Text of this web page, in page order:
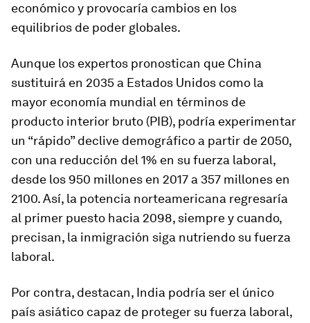
económico y provocaría cambios en los
equilibrios de poder globales.
Aunque los expertos pronostican que China
sustituirá en 2035 a Estados Unidos como la
mayor economía mundial en términos de
producto interior bruto (PIB), podría experimentar
un “rápido” declive demográfico a partir de 2050,
con una reducción del 1% en su fuerza laboral,
desde los 950 millones en 2017 a 357 millones en
2100. Así, la potencia norteamericana regresaría
al primer puesto hacia 2098, siempre y cuando,
precisan, la inmigración siga nutriendo su fuerza
laboral.
Por contra, destacan, India podría ser el único
país asiático capaz de proteger su fuerza laboral,